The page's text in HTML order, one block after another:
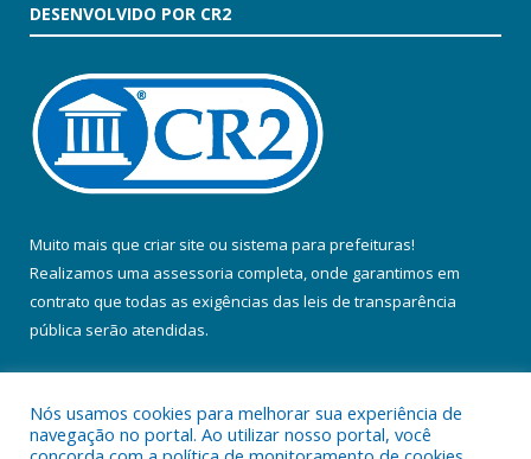
DESENVOLVIDO POR CR2
Muito mais que criar site ou sistema para prefeituras!
Realizamos uma assessoria completa, onde garantimos em
contrato que todas as exigências das leis de transparência
pública serão atendidas.
Nós usamos cookies para melhorar sua experiência de
navegação no portal. Ao utilizar nosso portal, você